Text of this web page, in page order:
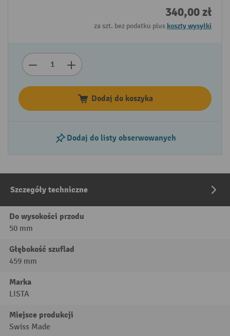
340,00 zł
za szt. bez podatku plus koszty wysyłki
Dodaj do koszyka
Dodaj do listy obserwowanych
Szczegóły techniczne
Do wysokości przodu
50 mm
Głębokość szuflad
459 mm
Marka
LISTA
Miejsce produkcji
Swiss Made